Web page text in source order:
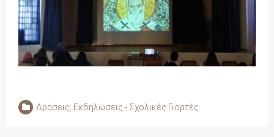
Δράσεις Εκδηλώσεις - Σχολικές Γιορτές